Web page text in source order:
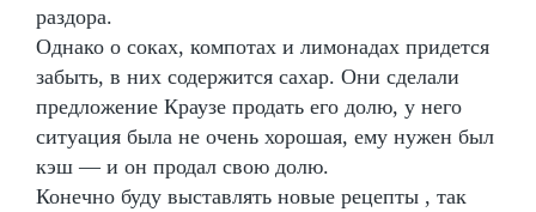
раздора.
Однако о соках, компотах и лимонадах придется
забыть, в них содержится сахар. Они сделали
предложение Краузе продать его долю, у него
ситуация была не очень хорошая, ему нужен был
кэш — и он продал свою долю.
Конечно буду выставлять новые рецепты , так